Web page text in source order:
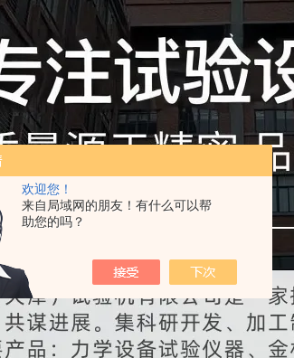
欢迎您！
来自局域网的朋友！有什么可以帮
助您的吗？